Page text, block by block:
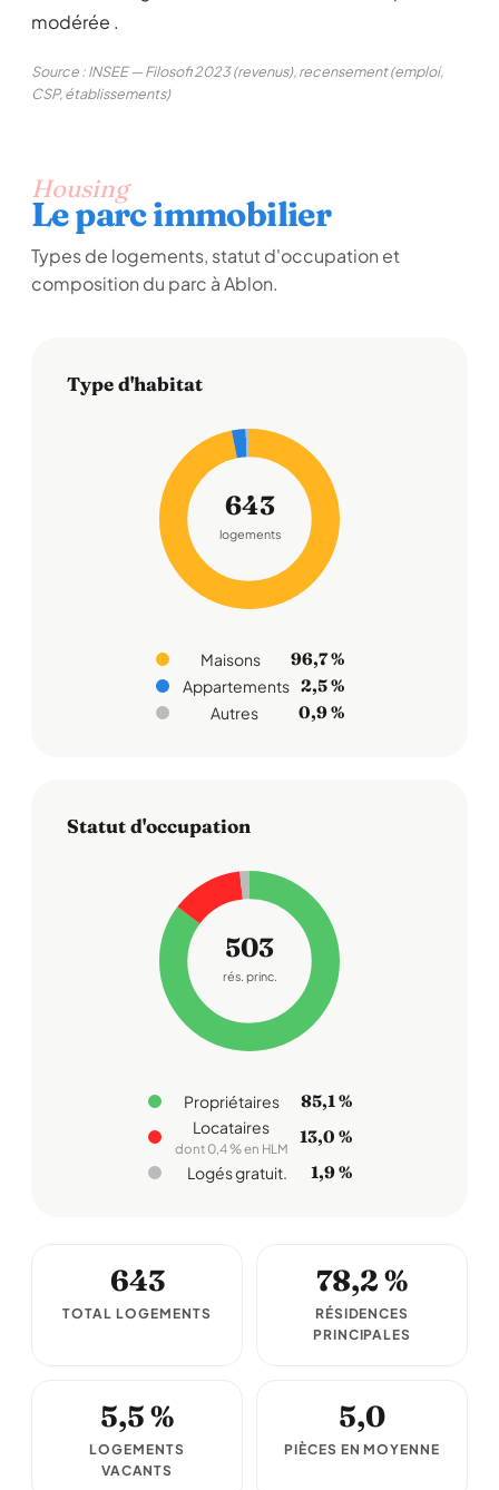
modérée .
Source : INSEE — Filosofi 2023 (revenus), recensement (emploi,
CSP, établissements)
Housing
Le parc immobilier
Types de logements, statut d'occupation et
composition du parc à Ablon.
Type d'habitat
643
logements
Maisons 96,7 %
Appartements 2,5 %
Autres 0,9 %
Statut d'occupation
503
rés. princ.
Propriétaires 85,1 %
Locataires
dont 0,4 % en HLM
13,0 %
Logés gratuit. 1,9 %
643
TOTAL LOGEMENTS
78,2 %
RÉSIDENCES
PRINCIPALES
5,5 %
LOGEMENTS
VACANTS
5,0
PIÈCES EN MOYENNE